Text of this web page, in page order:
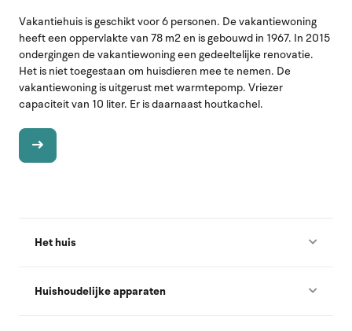
Vakantiehuis is geschikt voor 6 personen. De vakantiewoning
heeft een oppervlakte van 78 m2 en is gebouwd in 1967. In 2015
ondergingen de vakantiewoning een gedeeltelijke renovatie.
Het is niet toegestaan om huisdieren mee te nemen. De
vakantiewoning is uitgerust met warmtepomp. Vriezer
capaciteit van 10 liter. Er is daarnaast houtkachel.
Het huis
Huishoudelijke apparaten